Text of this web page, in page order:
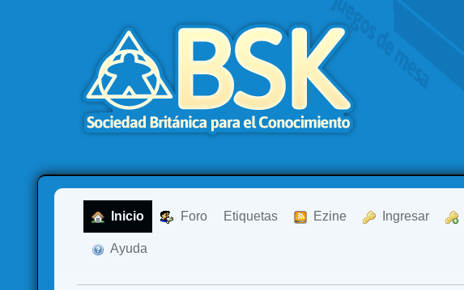
Inicio Foro Etiquetas Ezine Ingresar
Ayuda